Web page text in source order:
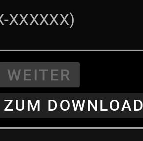
XXXXXX)
WEITER
DOWNLOAD